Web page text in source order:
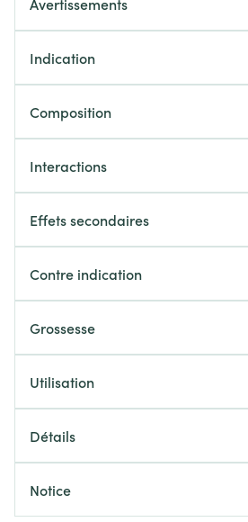
Indication
Composition
Interactions
Effets secondaires
Contre indication
Grossesse
Utilisation
Détails
Notice